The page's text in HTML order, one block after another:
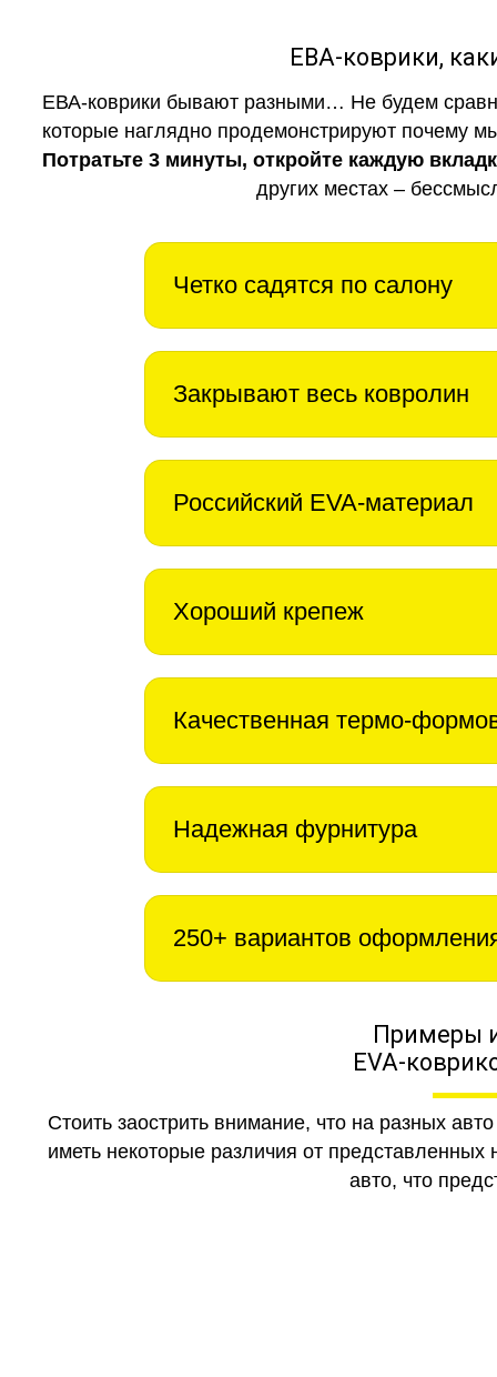
ЕВА-коврики,
ЕВА-коврики бывают разными… Не будем
которые наглядно продемонстрируют почему
Потратьте 3 минуты, откройте каждую
других местах –
Четко садятся по салону
Закрывают весь ковролин
Российский EVA-материал
Хороший крепеж
Качественная термо-
Надежная фурнитура
250+ вариантов
Примеры
EVA-
Стоить заострить внимание, что на разных
иметь некоторые различия от
авто, что